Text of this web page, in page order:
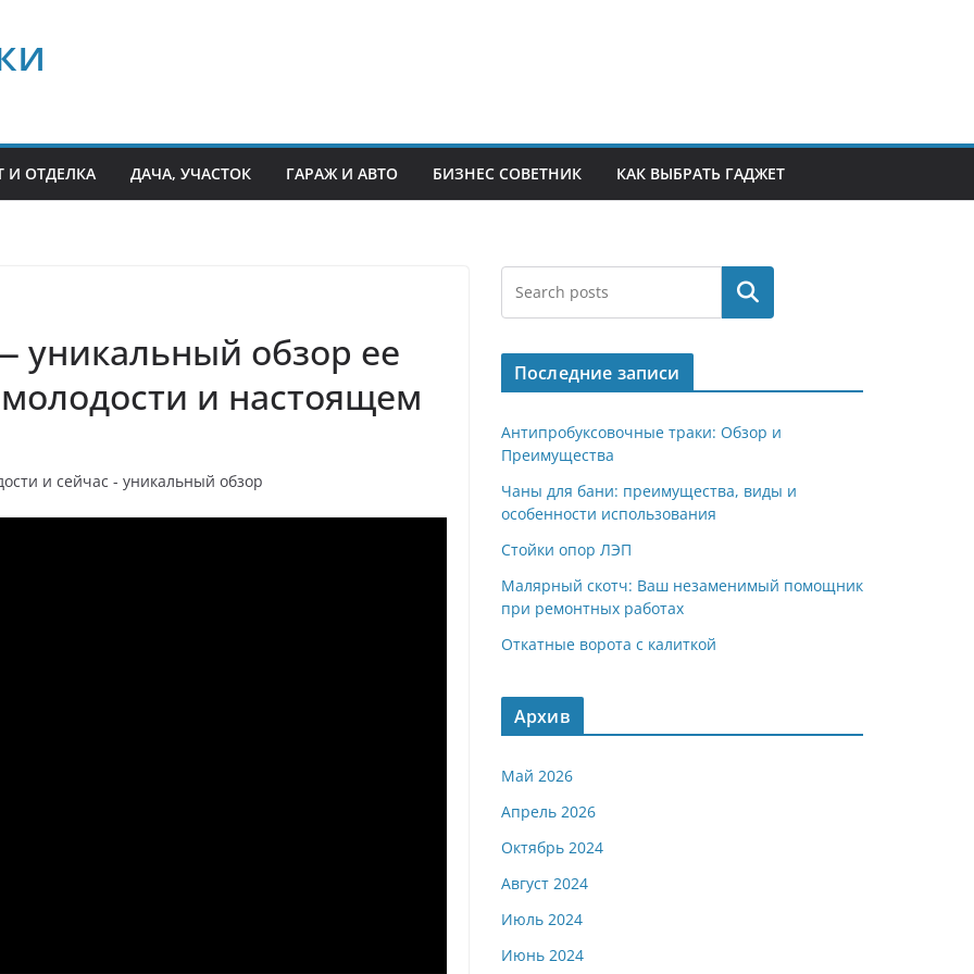
И ОТДЕЛКА ДАЧА, УЧАСТОК ГАРАЖ И АВТО БИЗНЕС СОВЕТНИК КАК ВЫБРАТЬ ГАДЖЕТ
обзор ее
и настоящем
Поиск
Последние записи
Антипробуксовочные траки: Обзор и
Преимущества
Чаны для бани: преимущества, виды и
особенности использования
Стойки опор ЛЭП
Малярный скотч: Ваш незаменимый помощник
при ремонтных работах
Откатные ворота с калиткой
Архив
Май 2026
Апрель 2026
Октябрь 2024
Август 2024
Июль 2024
Июнь 2024